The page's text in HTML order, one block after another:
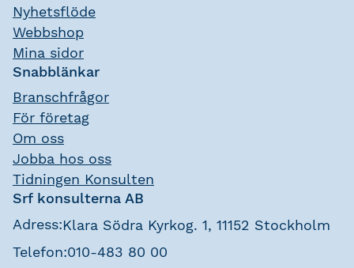
Nyhetsflöde
Webbshop
Mina sidor
Snabblänkar
Branschfrågor
För företag
Om oss
Jobba hos oss
Tidningen Konsulten
Srf konsulterna AB
Adress:Klara Södra Kyrkog. 1, 11152 Stockholm
Telefon:010-483 80 00